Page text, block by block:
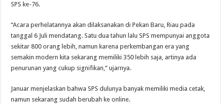
SPS ke-76.
“Acara perhelatannya akan dilaksanakan di Pekan Baru, Riau pada
tanggal 6 Juli mendatang. Satu dua tahun lalu SPS mempunyai anggota
sekitar 800 orang lebih, namun karena perkembangan era yang
semakin modern kita sekarang memiliki 350 lebih saja, artinya ada
penurunan yang cukup signifikan,” ujarnya.
Januar menjelaskan bahwa SPS dulunya banyak memiliki media cetak,
namun sekarang sudah berubah ke online.